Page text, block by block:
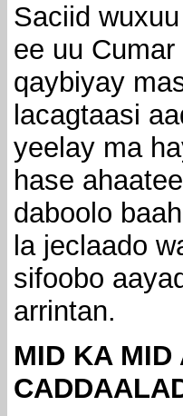
Saciid
ee uu
qaybiyay
lacagtaasi
yeelay ma
hase
daboolo
la jeclaado
sifoobo
arrintan.
MID KA